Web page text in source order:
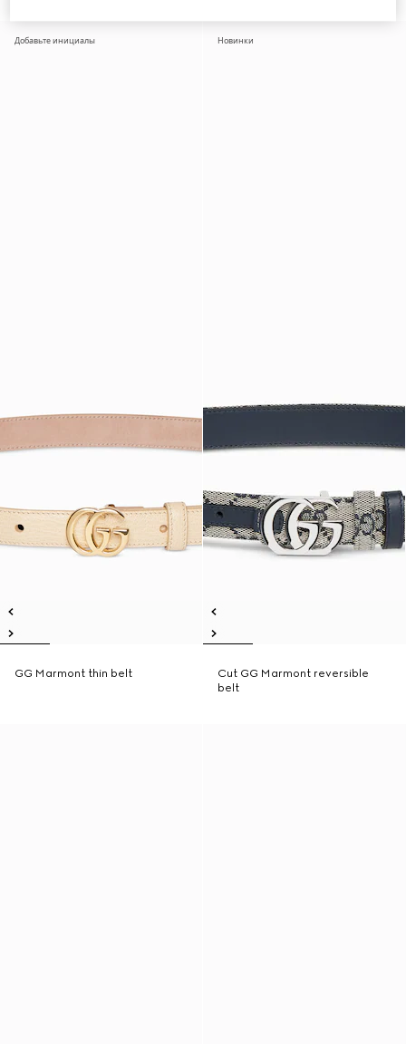
Добавьте инициалы
GG Marmont thin belt
Новинки
Cut GG Marmont reversible
belt